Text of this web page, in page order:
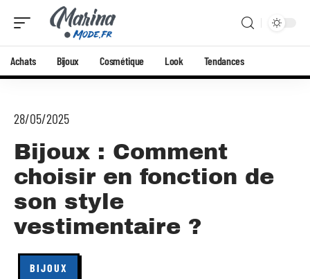
Achats Bijoux Cosmétique Look Tendances
28/05/2025
Bijoux : Comment
choisir en fonction de
son style
vestimentaire ?
BIJOUX